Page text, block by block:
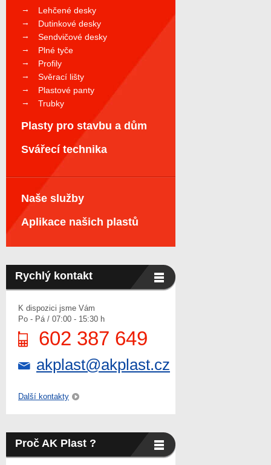
Lehčené desky
Dutinkové desky
Sendvičové desky
Plné tyče
Profily
Svěrací lišty
Plastové panty
Trubky
Plasty pro stavbu a dům
Svářecí technika
Naše služby
Aplikace našich plastů
Rychlý kontakt
K dispozici jsme Vám
Po - Pá / 07:00 - 15:30 h
602 387 649
akplast@akplast.cz
Další kontakty
Proč AK Plast ?